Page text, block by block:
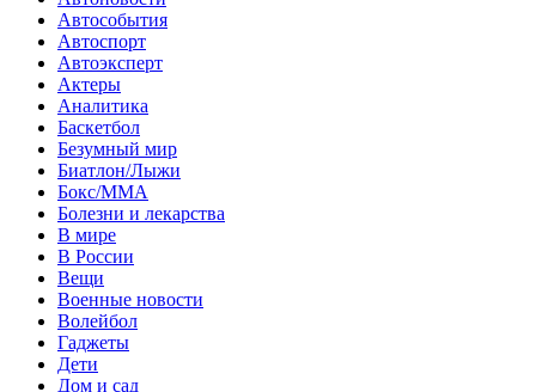
Автособытия
Автоспорт
Автоэксперт
Актеры
Аналитика
Баскетбол
Безумный мир
Биатлон/Лыжи
Бокс/MMA
Болезни и лекарства
В мире
В России
Вещи
Военные новости
Волейбол
Гаджеты
Дети
Дом и сад